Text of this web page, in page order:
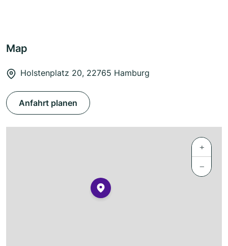
Map
Holstenplatz 20, 22765 Hamburg
Anfahrt planen
+
−